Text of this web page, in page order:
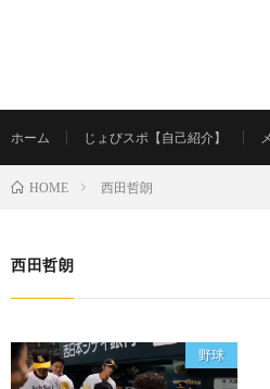
ホーム じょびスポ【自己紹介】
HOME 西田哲朗
西田哲朗
野球